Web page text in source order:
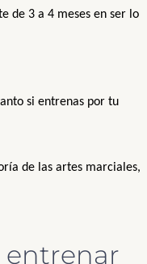
de 3 a 4 meses en ser lo
si entrenas por tu
de las artes marciales,
entrenar